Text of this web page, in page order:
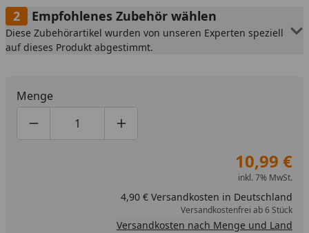
Empfohlenes Zubehör wählen
Diese Zubehörartikel wurden von unseren Experten speziell
auf dieses Produkt abgestimmt.
Menge
Produktmenge um eins verringern
Produktmenge manuell eingeben
Produktmenge um eins erhöhen
10,99 €
inkl. 7% MwSt.
4,90 € Versandkosten in Deutschland
Versandkostenfrei ab 6 Stück
Versandkosten nach Menge und Land